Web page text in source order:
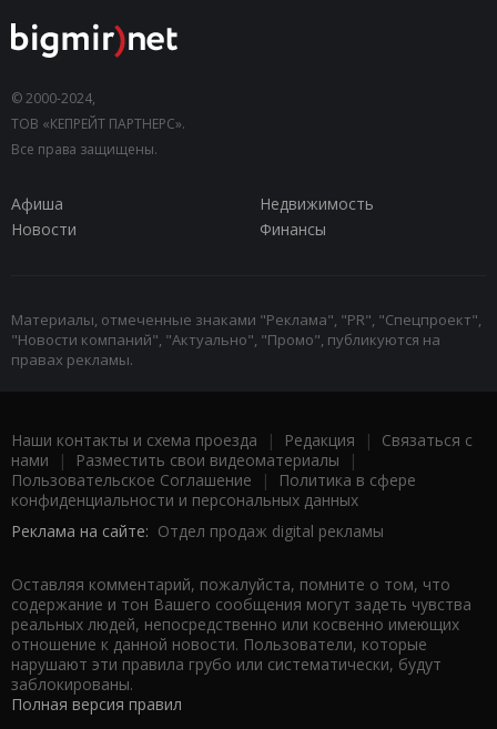
© 2000-2024,
ТОВ «КЕПРЕЙТ ПАРТНЕРС».
Все права защищены.
Афиша
Недвижимость
Новости
Финансы
Материалы, отмеченные знаками "Реклама", "PR", "Спецпроект",
"Новости компаний", "Актуально", "Промо", публикуются на
правах рекламы.
Наши контакты и схема проезда | Редакция | Связаться с
нами | Разместить свои видеоматериалы |
Пользовательское Соглашение |
Политика в сфере
конфиденциальности и персональных данных
Реклама на сайте: Отдел продаж digital рекламы
Оставляя комментарий, пожалуйста, помните о том, что
содержание и тон Вашего сообщения могут задеть чувства
реальных людей, непосредственно или косвенно имеющих
отношение к данной новости. Пользователи, которые
нарушают эти правила грубо или систематически, будут
заблокированы.
Полная версия правил